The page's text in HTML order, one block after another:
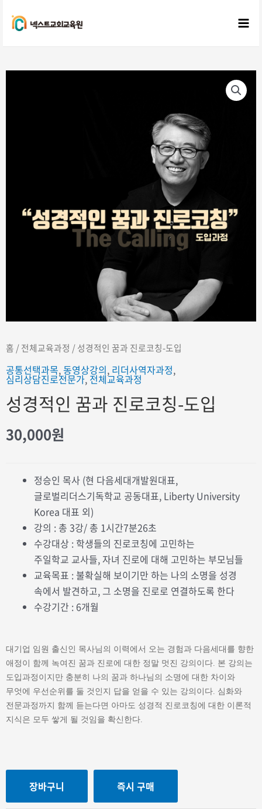
홈 /전체교육과정 / 성경적인 꿈과 진로코칭-도입
공통선택과목, 동영상강의, 리더사역자과정,
심리상담진로전문가,전체교육과정
성경적인 꿈과 진로코칭-도입
30,000원
정승인 목사 (현 다음세대개발원대표,
글로벌리더스기독학교 공동대표, Liberty University
Korea 대표 외)
강의 : 총 3강/ 총 1시간7분26초
수강대상 : 학생들의 진로코칭에 고민하는
주일학교 교사들, 자녀 진로에 대해 고민하는 부모님들
교육목표 : 불확실해 보이기만 하는 나의 소명을 성경
속에서 발견하고, 그 소명을 진로로 연결하도록 한다
수강기간 : 6개월
대기업 임원 출신인 목사님의 이력에서 오는 경험과 다음세대를 향한
애정이 함께 녹여진 꿈과 진로에 대한 정말 멋진 강의이다. 본 강의는
도입과정이지만 충분히 나의 꿈과 하나님의 소명에 대한 차이와
무엇에 우선순위를 둘 것인지 답을 얻을 수 있는 강의이다. 심화와
전문과정까지 함께 듣는다면 아마도 성경적 진로코칭에 대한 이론적
지식은 모두 쌓게 될 것임을 확신한다.
장바구니 즉시 구매